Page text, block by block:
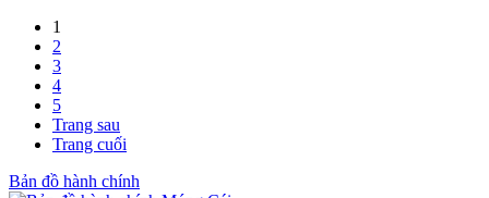
1
2
3
4
5
Trang sau
Trang cuối
Bản đồ hành chính